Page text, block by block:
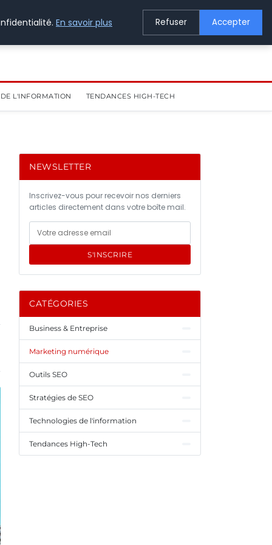
L'INFORMATION TENDANCES HIGH-TECH
NEWSLETTER
Inscrivez-vous pour recevoir nos derniers
articles directement dans votre boîte mail.
S'INSCRIRE
CATÉGORIES
Business & Entreprise
Marketing numérique
Outils SEO
Stratégies de SEO
Technologies de l'information
Tendances High-Tech
En savoir plus Refuser Accepter